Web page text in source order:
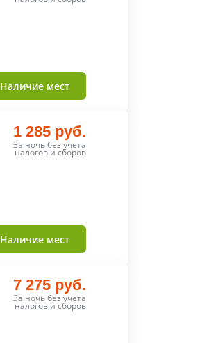
Наличие мест
1 285 руб.
За ночь без учета
налогов и сборов
Наличие мест
7 275 руб.
За ночь без учета
налогов и сборов